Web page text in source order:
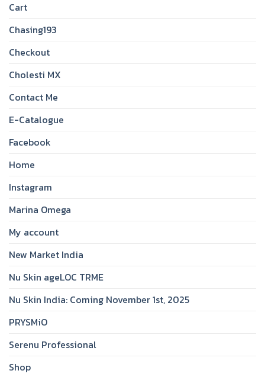
Cart
Chasing193
Checkout
Cholesti MX
Contact Me
E-Catalogue
Facebook
Home
Instagram
Marina Omega
My account
New Market India
Nu Skin ageLOC TRME
Nu Skin India: Coming November 1st, 2025
PRYSMiO
Serenu Professional
Shop